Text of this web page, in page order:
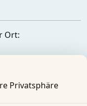
Ort:
Privatsphäre